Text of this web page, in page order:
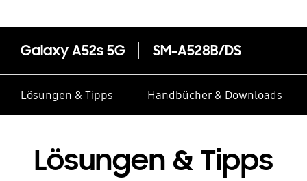
Galaxy A52s 5G SM-A528B/DS
Lösungen & Tipps Handbücher & Downloads
Lösungen & Tipps